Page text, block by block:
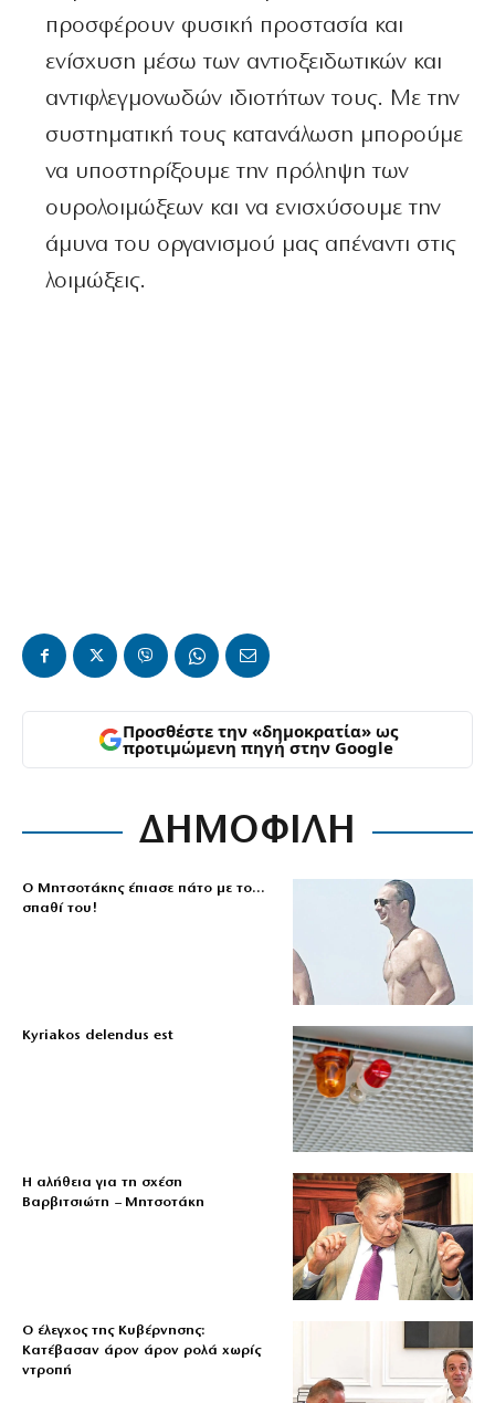
προσφέρουν φυσική προστασία και
ενίσχυση μέσω των αντιοξειδωτικών και
αντιφλεγμονωδών ιδιοτήτων τους. Με την
συστηματική τους κατανάλωση μπορούμε
να υποστηρίξουμε την πρόληψη των
ουρολοιμώξεων και να ενισχύσουμε την
άμυνα του οργανισμού μας απέναντι στις
λοιμώξεις.
Προσθέστε την «δημοκρατία» ως
προτιμώμενη πηγή στην Google
ΔΗΜΟΦΙΛΗ
Ο Μητσοτάκης έπιασε πάτο με το…
σπαθί του!
Kyriakos delendus est
Η αλήθεια για τη σχέση
Βαρβιτσιώτη – Μητσοτάκη
Ο έλεγχος της Κυβέρνησης:
Κατέβασαν άρον άρον ρολά χωρίς
ντροπή